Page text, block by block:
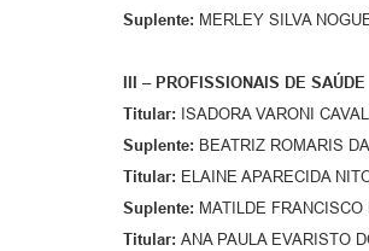
Suplente: MERLEY SILVA
III – PROFISSIONAIS DE SAÚDE
Titular: ISADORA VARONI
Suplente: BEATRIZ ROMARIS
Titular: ELAINE APARECIDA
Suplente: MATILDE FRANCISCO
Titular: ANA PAULA EVARISTO